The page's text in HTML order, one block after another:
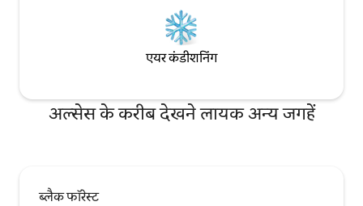
एयर कंडीशनिंग
अल्सेस के करीब देखने लायक अन्य जगहें
ब्लैक फॉरेस्ट